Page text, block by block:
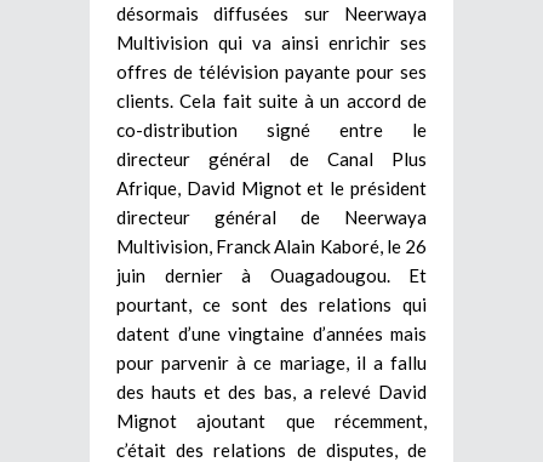
désormais diffusées sur Neerwaya
Multivision qui va ainsi enrichir ses
offres de télévision payante pour ses
clients. Cela fait suite à un accord de
co-distribution signé entre le
directeur général de Canal Plus
Afrique, David Mignot et le président
directeur général de Neerwaya
Multivision, Franck Alain Kaboré, le 26
juin dernier à Ouagadougou. Et
pourtant, ce sont des relations qui
datent d’une vingtaine d’années mais
pour parvenir à ce mariage, il a fallu
des hauts et des bas, a relevé David
Mignot ajoutant que récemment,
c’était des relations de disputes, de